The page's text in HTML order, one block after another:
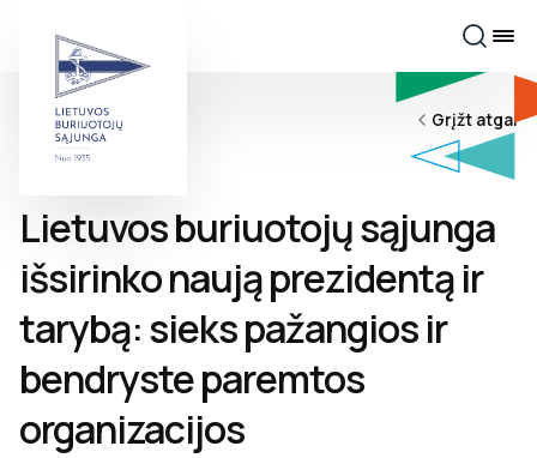
Grįžt atgal
Lietuvos buriuotojų sąjunga
išsirinko naują prezidentą ir
tarybą: sieks pažangios ir
bendryste paremtos
organizacijos